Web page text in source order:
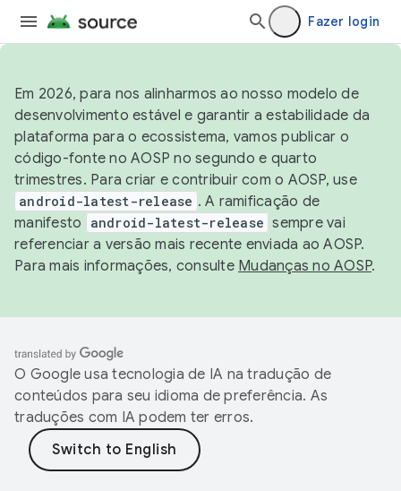
Fazer login
Em 2026, para nos alinharmos ao nosso modelo de
desenvolvimento estável e garantir a estabilidade da
plataforma para o ecossistema, vamos publicar o
código-fonte no AOSP no segundo e quarto
trimestres. Para criar e contribuir com o AOSP, use
android-latest-release . A ramificação de
manifesto
android-latest-release sempre vai
referenciar a versão mais recente enviada ao AOSP.
Para mais informações, consulte Mudanças no AOSP.
O Google usa tecnologia de IA na tradução de
conteúdos para seu idioma de preferência. As
traduções com IA podem ter erros.